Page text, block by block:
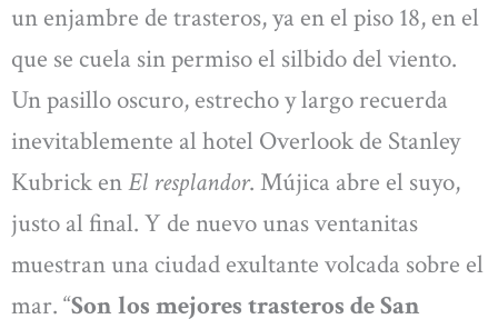
un enjambre de trasteros, ya en el piso 18, en el
que se cuela sin permiso el silbido del viento.
Un pasillo oscuro, estrecho y largo recuerda
inevitablemente al hotel Overlook de Stanley
Kubrick enEl resplandor. Mújica abre el suyo,
justo al final. Y de nuevo unas ventanitas
muestran una ciudad exultante volcada sobre el
mar. “Son los mejores trasteros de San